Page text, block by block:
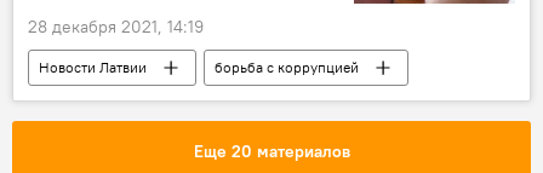
28 декабря 2021, 14:19
Новости Латвии
борьба с коррупцией
Бюро по предотвращению и борьбе с коррупцией (БПБК, KNAB)
Еще 20 материалов